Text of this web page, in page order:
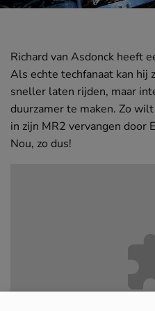
Richard van Asdonck heeft
Als echte techfanaat kan hij
sneller laten rijden, maar
duurzamer te maken. Zo
in zijn MR2 vervangen door
Nou, zo dus!